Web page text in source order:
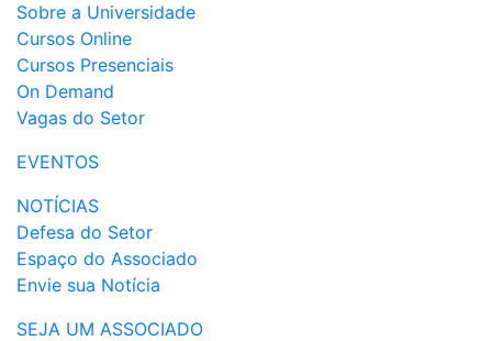
Sobre a Universidade
Cursos Online
Cursos Presenciais
On Demand
Vagas do Setor
EVENTOS
NOTÍCIAS
Defesa do Setor
Espaço do Associado
Envie sua Notícia
SEJA UM ASSOCIADO